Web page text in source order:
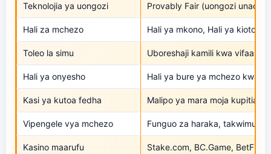
Teknolojia ya uongozi Provably Fair (uongozi
Hali za mchezo Hali ya mkono, Hali ya
Toleo la simu Uboreshaji kamili kwa vifaa
Hali ya onyesho Hali ya bure ya mchezo kwa
Kasi ya kutoa fedha Malipo ya mara moja kupitia
Vipengele vya mchezo Funguo za haraka, takwimu
Kasino maarufu Stake.com, BC.Game,